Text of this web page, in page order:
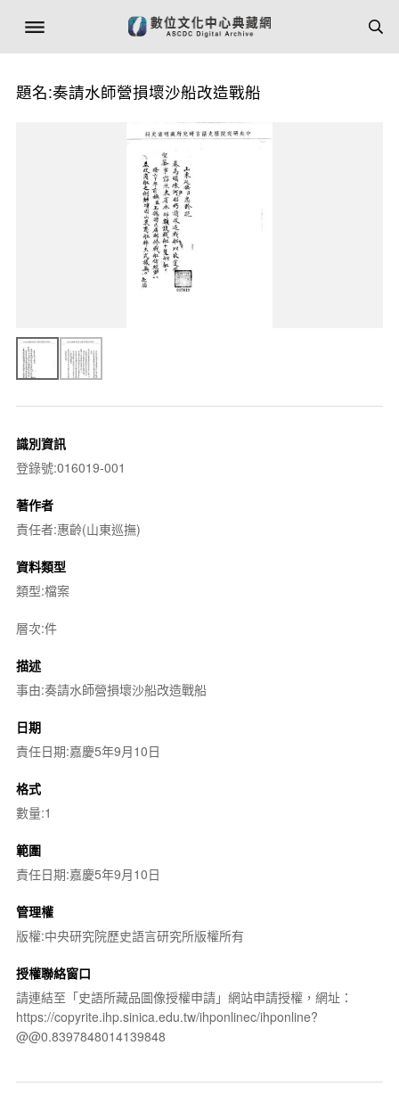
題名:奏請水師營損壞沙船改造戰船
識別資訊
登錄號:016019-001
著作者
責任者:惠齡(山東巡撫)
資料類型
類型:檔案
層次:件
描述
事由:奏請水師營損壞沙船改造戰船
日期
責任日期:嘉慶5年9月10日
格式
數量:1
範圍
責任日期:嘉慶5年9月10日
管理權
版權:中央研究院歷史語言研究所版權所有
授權聯絡窗口
請連結至「史語所藏品圖像授權申請」網站申請授權，網址：
https://copyrite.ihp.sinica.edu.tw/ihponlinec/ihponline?
@@0.8397848014139848